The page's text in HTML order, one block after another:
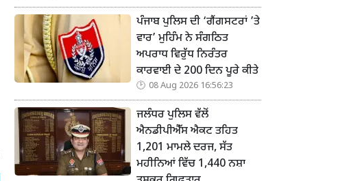
ਪੰਜਾਬ ਪੁਲਿਸ ਦੀ ‘ਗੈਂਗਸਟਰਾਂ ’ਤੇ
ਵਾਰ’ ਮੁਹਿੰਮ ਨੇ ਸੰਗਠਿਤ
ਅਪਰਾਧ ਵਿਰੁੱਧ ਨਿਰੰਤਰ
ਕਾਰਵਾਈ ਦੇ 200 ਦਿਨ ਪੂਰੇ ਕੀਤੇ
08 Aug 2026 16:56:23
ਜਲੰਧਰ ਪੁਲਿਸ ਵੱਲੋਂ
ਐਨਡੀਪੀਐੱਸ ਐਕਟ ਤਹਿਤ
1,201 ਮਾਮਲੇ ਦਰਜ, ਸੱਤ
ਮਹੀਨਿਆਂ ਵਿੱਚ 1,440 ਨਸ਼ਾ